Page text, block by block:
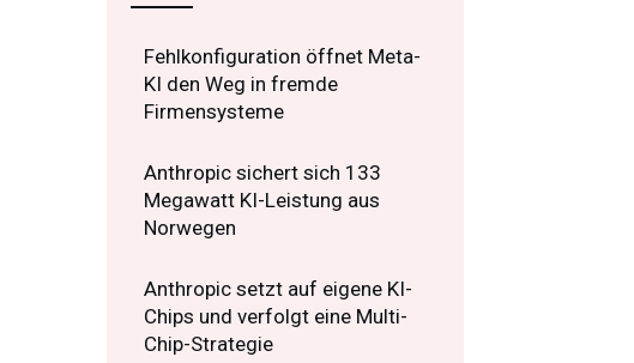
Fehlkonfiguration öffnet Meta-
KI den Weg in fremde
Firmensysteme
Anthropic sichert sich 133
Megawatt KI-Leistung aus
Norwegen
Anthropic setzt auf eigene KI-
Chips und verfolgt eine Multi-
Chip-Strategie